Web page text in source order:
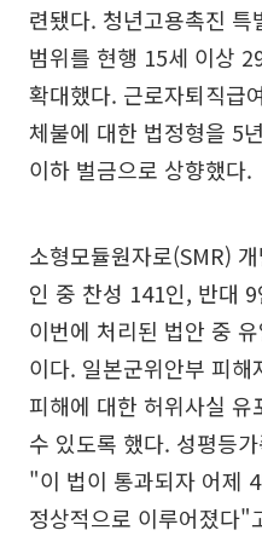
련됐다. 청년고용촉진
범위를 현행 15세 이상
확대했다. 근로자퇴직급
체불에 대한 법정형을 5
이하 벌금으로 상향했다.
소형모듈원자로(SMR)
인 중 찬성 141인, 반대
이번에 처리된 법안 중
이다. 일본군위안부 피
피해에 대한 허위사실
수 있도록 했다. 성평등
"이 법이 통과되자 어제
정상적으로 이루어졌다"